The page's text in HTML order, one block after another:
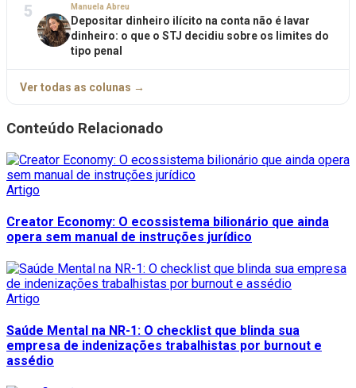
5 Manuela Abreu
Depositar dinheiro ilícito na conta não é lavar
dinheiro: o que o STJ decidiu sobre os limites do
tipo penal
Ver todas as colunas →
Conteúdo Relacionado
Artigo
Creator Economy: O ecossistema bilionário que ainda
opera sem manual de instruções jurídico
Artigo
Saúde Mental na NR-1: O checklist que blinda sua
empresa de indenizações trabalhistas por burnout e
assédio